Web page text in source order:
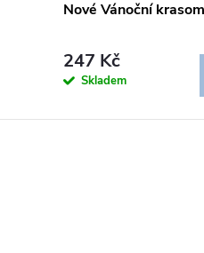
Nové Vánoční
247 Kč
Skladem